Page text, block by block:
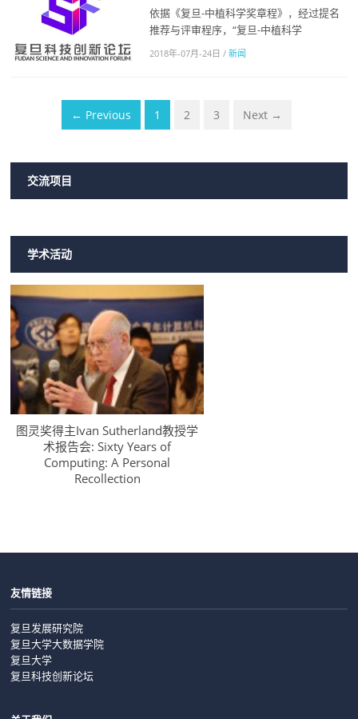
依据《复旦-中植科学奖章程》，经过提名
推荐与评审程序，“复旦-中植科学
2018年-07月-24日 / 新闻
← Previous 1 2 3 Next →
交流项目
学术活动
图灵奖得主Ivan Sutherland教授学
术报告会: Sixty Years of
Computing: A Personal
Recollection
友情链接
复旦发展研究院
复旦大学大数据学院
复旦大学
复旦科技创新论坛